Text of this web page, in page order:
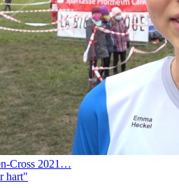
Cross 2021…
hart"